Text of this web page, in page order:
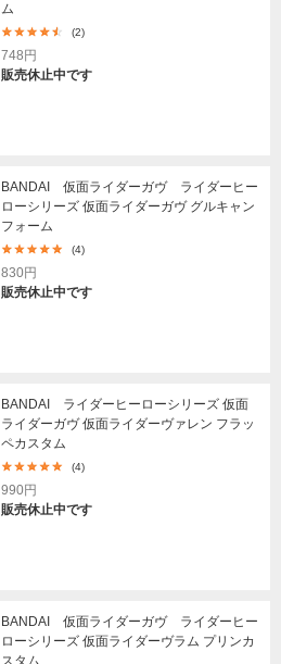
ム
(2)
748円
販売休止中です
BANDAI 仮面ライダーガヴ ライダーヒー
ローシリーズ 仮面ライダーガヴ グルキャン
フォーム
(4)
830円
販売休止中です
BANDAI ライダーヒーローシリーズ 仮面
ライダーガヴ 仮面ライダーヴァレン フラッ
ペカスタム
(4)
990円
販売休止中です
BANDAI 仮面ライダーガヴ ライダーヒー
ローシリーズ 仮面ライダーヴラム プリンカ
スタム